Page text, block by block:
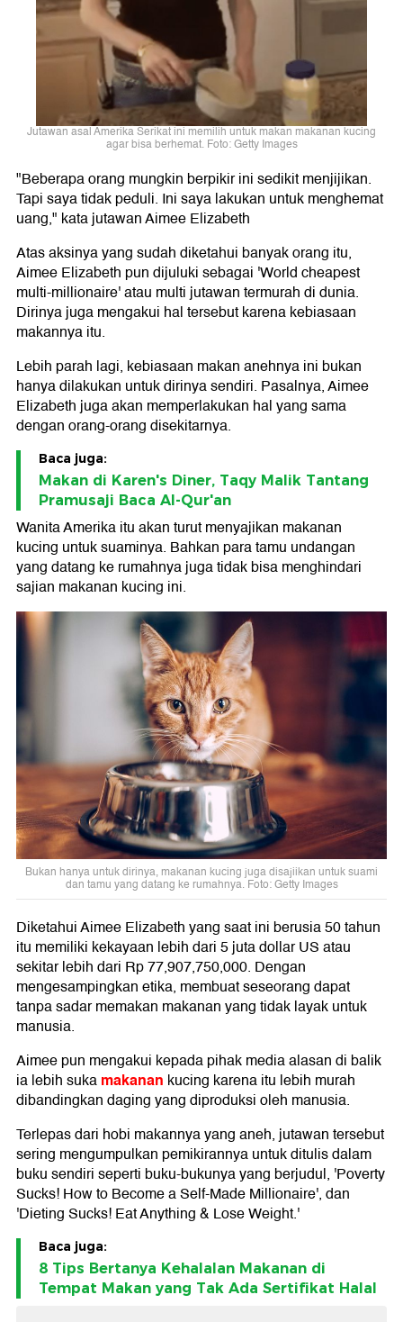
Jutawan asal Amerika Serikat ini memilih untuk makan makanan kucing
agar bisa berhemat. Foto: Getty Images
"Beberapa orang mungkin berpikir ini sedikit menjijikan.
Tapi saya tidak peduli. Ini saya lakukan untuk menghemat
uang," kata jutawan Aimee Elizabeth
Atas aksinya yang sudah diketahui banyak orang itu,
Aimee Elizabeth pun dijuluki sebagai 'World cheapest
multi-millionaire' atau multi jutawan termurah di dunia.
Dirinya juga mengakui hal tersebut karena kebiasaan
makannya itu.
Lebih parah lagi, kebiasaan makan anehnya ini bukan
hanya dilakukan untuk dirinya sendiri. Pasalnya, Aimee
Elizabeth juga akan memperlakukan hal yang sama
dengan orang-orang disekitarnya.
Baca juga:
Makan di Karen's Diner, Taqy Malik Tantang
Pramusaji Baca Al-Qur'an
Wanita Amerika itu akan turut menyajikan makanan
kucing untuk suaminya. Bahkan para tamu undangan
yang datang ke rumahnya juga tidak bisa menghindari
sajian makanan kucing ini.
Bukan hanya untuk dirinya, makanan kucing juga disajiikan untuk suami
dan tamu yang datang ke rumahnya. Foto: Getty Images
Diketahui Aimee Elizabeth yang saat ini berusia 50 tahun
itu memiliki kekayaan lebih dari 5 juta dollar US atau
sekitar lebih dari Rp 77,907,750,000. Dengan
mengesampingkan etika, membuat seseorang dapat
tanpa sadar memakan makanan yang tidak layak untuk
manusia.
Aimee pun mengakui kepada pihak media alasan di balik
ia lebih sukamakanan kucing karena itu lebih murah
dibandingkan daging yang diproduksi oleh manusia.
Terlepas dari hobi makannya yang aneh, jutawan tersebut
sering mengumpulkan pemikirannya untuk ditulis dalam
buku sendiri seperti buku-bukunya yang berjudul, 'Poverty
Sucks! How to Become a Self-Made Millionaire', dan
'Dieting Sucks! Eat Anything & Lose Weight.'
Baca juga:
8 Tips Bertanya Kehalalan Makanan di
Tempat Makan yang Tak Ada Sertifikat Halal